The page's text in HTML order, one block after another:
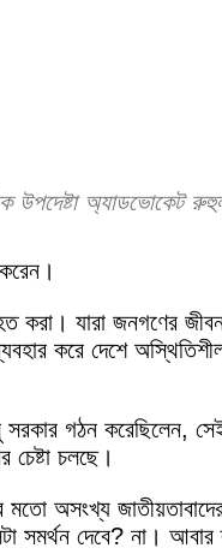
উপদেষ্টা অ্যাডভোকেট
করা। যারা জনগণের
করে দেশে
সরকার গঠন করেছিলেন,
চেষ্টা চলছে।
মতো অসংখ্য
দেবে? না। আবার